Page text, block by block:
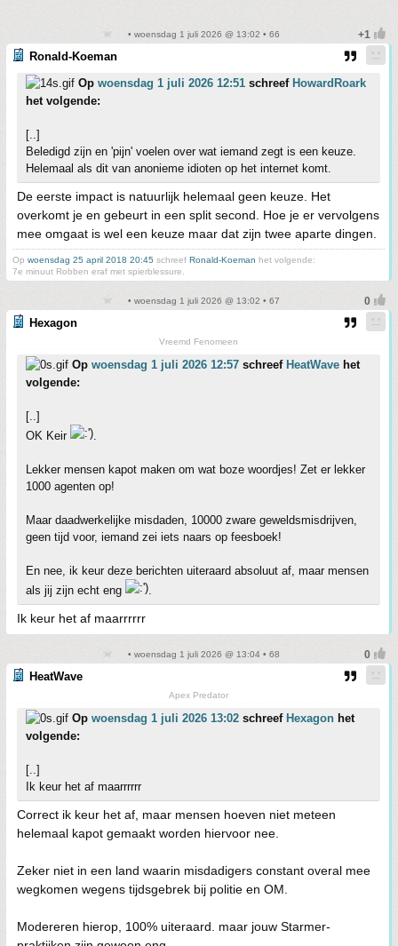
• woensdag 1 juli 2026 @ 13:02 • 66
Ronald-Koeman
Op woensdag 1 juli 2026 12:51 schreef HowardRoark
het volgende:
[..]
Beledigd zijn en 'pijn' voelen over wat iemand zegt is een keuze.
Helemaal als dit van anonieme idioten op het internet komt.
De eerste impact is natuurlijk helemaal geen keuze. Het
overkomt je en gebeurt in een split second. Hoe je er vervolgens
mee omgaat is wel een keuze maar dat zijn twee aparte dingen.
Op woensdag 25 april 2018 20:45 schreef Ronald-Koeman het volgende:
7e minuut Robben eraf met spierblessure.
• woensdag 1 juli 2026 @ 13:02 • 67
Hexagon
Vreemd Fenomeen
Op woensdag 1 juli 2026 12:57 schreef HeatWave het
volgende:
[..]
OK Keir
.
Lekker mensen kapot maken om wat boze woordjes! Zet er lekker
1000 agenten op!
Maar daadwerkelijke misdaden, 10000 zware geweldsmisdrijven,
geen tijd voor, iemand zei iets naars op feesboek!
En nee, ik keur deze berichten uiteraard absoluut af, maar mensen
als jij zijn echt eng
.
Ik keur het af maarrrrrr
• woensdag 1 juli 2026 @ 13:04 • 68
HeatWave
Apex Predator
Op woensdag 1 juli 2026 13:02 schreef Hexagon het
volgende:
[..]
Ik keur het af maarrrrrr
Correct ik keur het af, maar mensen hoeven niet meteen
helemaal kapot gemaakt worden hiervoor nee.
Zeker niet in een land waarin misdadigers constant overal mee
wegkomen wegens tijdsgebrek bij politie en OM.
Modereren hierop, 100% uiteraard. maar jouw Starmer-